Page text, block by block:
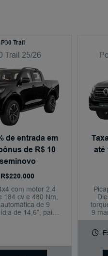
Trail
Trail 25/26
de entrada em
de R$ 10
com motor 2.4
184 cv e 480 Nm,
de 9
de 14,6”, painel
até
9